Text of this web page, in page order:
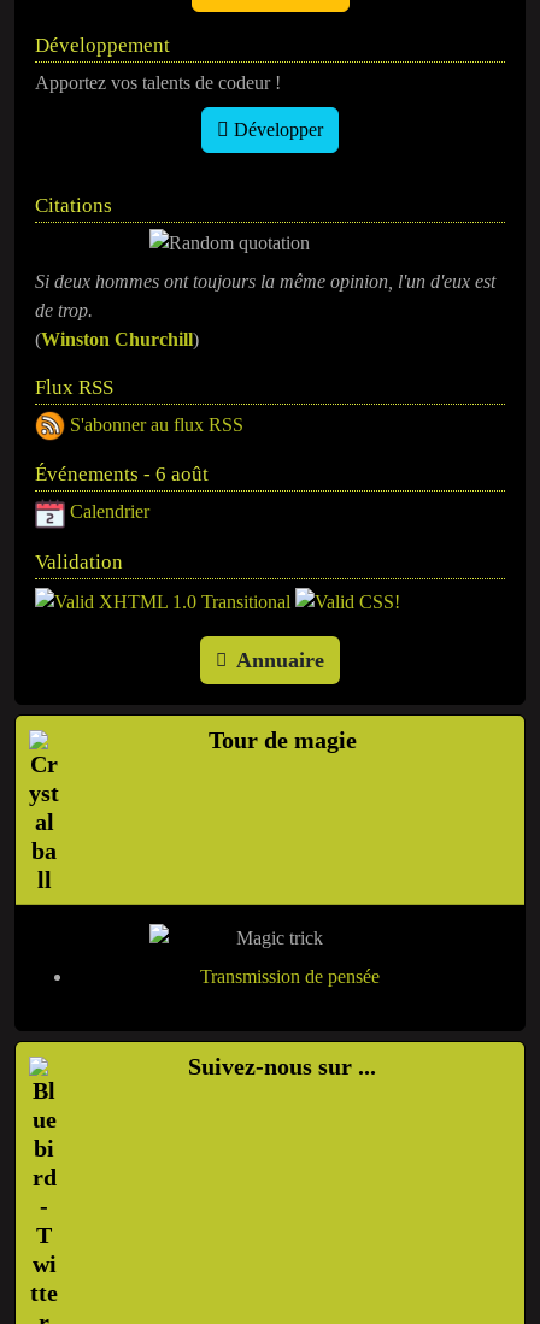
Développement
Apportez vos talents de codeur !
Développer
Citations
Si deux hommes ont toujours la même opinion, l'un d'eux est
de trop.
(Winston Churchill)
Flux RSS
S'abonner au flux RSS
Événements - 6 août
Calendrier
Validation
Annuaire
Tour de magie
Transmission de pensée
Suivez-nous sur ...